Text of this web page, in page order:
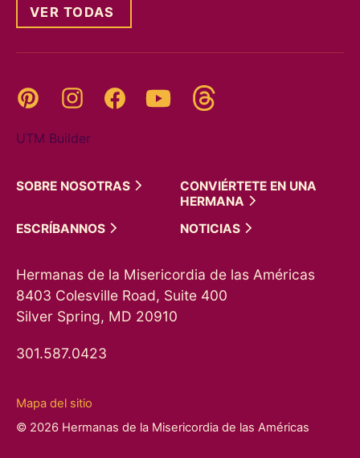
VER TODAS
Pinterest InstagramFacebookYouTube
UTM Builder
SOBRE NOSOTRAS
CONVIÉRTETE EN UNA
HERMANA
ESCRÍBANNOS
NOTICIAS
Hermanas de la Misericordia de las Américas
8403 Colesville Road, Suite 400
Silver Spring, MD 20910
301.587.0423
Mapa del sitio
© 2026 Hermanas de la Misericordia de las Américas